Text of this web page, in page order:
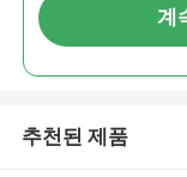
계
추천된 제품